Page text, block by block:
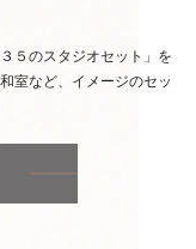
５のスタジオセット」を
室など、イメージのセッ